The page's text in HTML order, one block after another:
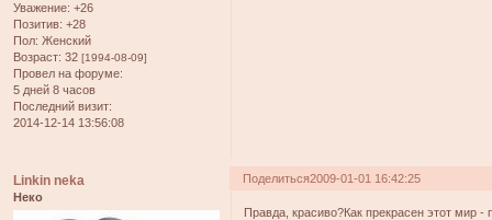
Уважение: +26
Позитив: +28
Пол: Женский
Возраст: 32 [1994-08-09]
Провел на форуме:
5 дней 8 часов
Последний визит:
2014-12-14 13:56:08
Поделиться2009-01-01 16:42:25
Linkin neka
Неко
Правда, красиво?Как прекрасен этот мир